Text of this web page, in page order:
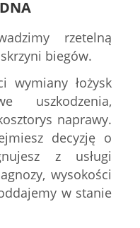
rzetelną
biegów.
wymiany łożysk
uszkodzenia,
naprawy.
decyzję o
z usługi
wysokości
w stanie